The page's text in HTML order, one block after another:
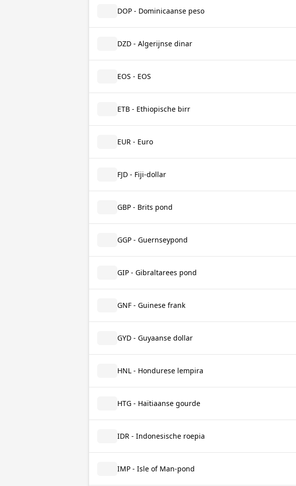
DOP - Dominicaanse peso
DZD - Algerijnse dinar
EOS - EOS
ETB - Ethiopische birr
EUR - Euro
FJD - Fiji-dollar
GBP - Brits pond
GGP - Guernseypond
GIP - Gibraltarees pond
GNF - Guinese frank
GYD - Guyaanse dollar
HNL - Hondurese lempira
HTG - Haïtiaanse gourde
IDR - Indonesische roepia
IMP - Isle of Man-pond